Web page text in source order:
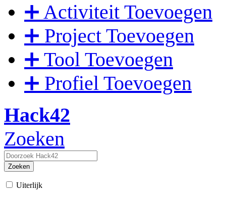
➕ Activiteit Toevoegen
➕ Project Toevoegen
➕ Tool Toevoegen
➕ Profiel Toevoegen
Hack42
Zoeken
Zoeken
Uiterlijk